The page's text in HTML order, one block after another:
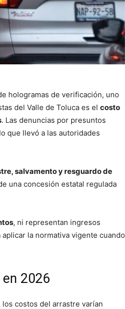
hologramas de verificación, uno
del Valle de Toluca es el costo
. Las denuncias por presuntos
que llevó a las autoridades
salvamento y resguardo de
una concesión estatal regulada
, ni representan ingresos
la normativa vigente cuando
2026
los costos del arrastre varían